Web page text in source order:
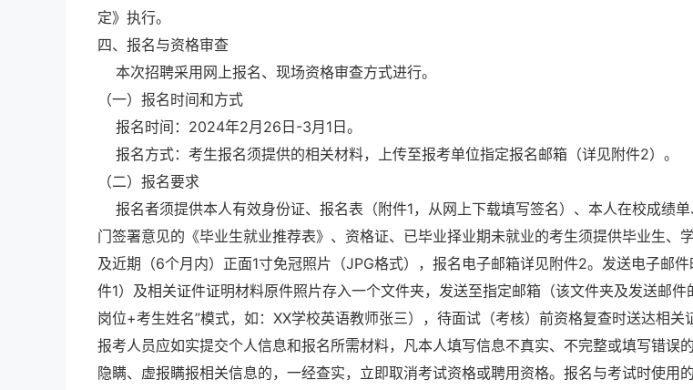
定》执行。
四、报名与资格审查
本次招聘采用网上报名、现场资格审查方式进行。
（一）报名时间和方式
报名时间：2024年2月26日-3月1日。
报名方式：考生报名须提供的相关材料，上传至报考单位指定报名邮箱（详见附件2）。
（二）报名要求
报名者须提供本人有效身份证、报名表（附件1，从网上下载填写签名）、本人在校成绩
门签署意见的《毕业生就业推荐表》、资格证、已毕业择业期未就业的考生须提供毕业生、
及近期（6个月内）正面1寸免冠照片（JPG格式），报名电子邮箱详见附件2。发送电子邮
件1）及相关证件证明材料原件照片存入一个文件夹，发送至指定邮箱（该文件夹及发送邮件
岗位+考生姓名”模式，如：XX学校英语教师张三），待面试（考核）前资格复查时送达相关
报考人员应如实提交个人信息和报名所需材料，凡本人填写信息不真实、不完整或填写错误
隐瞒、虚报瞒报相关信息的，一经查实，立即取消考试资格或聘用资格。报名与考试时使用